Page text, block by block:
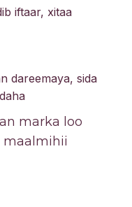
iftaar, xitaa
dareemaya, sida
marka loo
maalmihii